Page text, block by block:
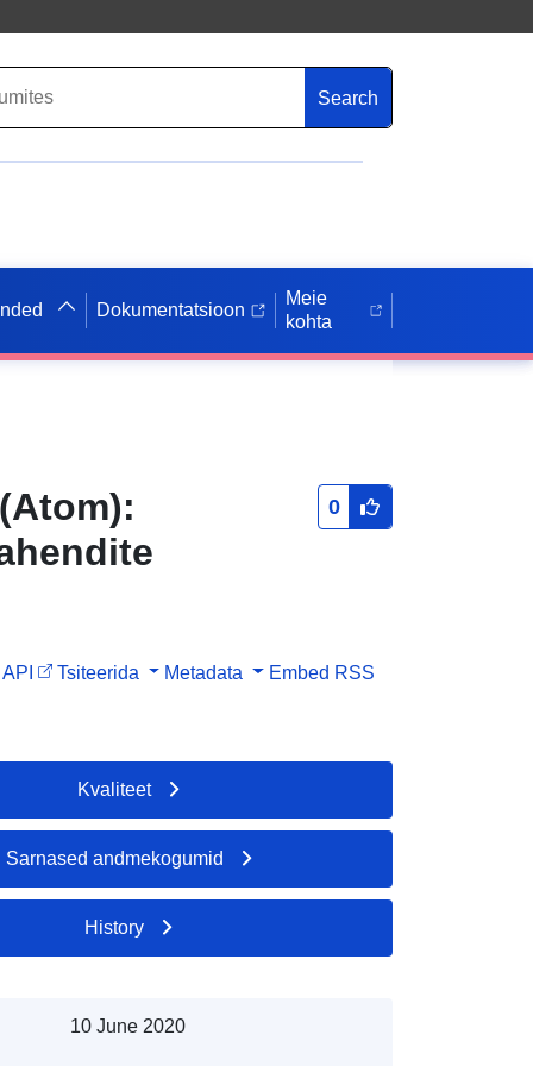
Search
Dokumentatsioon
Meie
kohta
0
API Tsiteerida Metadata Embed RSS
Kvaliteet
Sarnased andmekogumid
History
10 June 2020